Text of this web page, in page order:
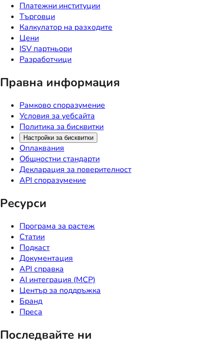
Платежни институции
Търговци
Калкулатор на разходите
Цени
ISV партньори
Разработчици
Правна информация
Рамково споразумение
Условия за уебсайта
Политика за бисквитки
Настройки за бисквитки
Оплаквания
Общностни стандарти
Декларация за поверителност
API споразумение
Ресурси
Програма за растеж
Статии
Подкаст
Документация
API справка
AI интеграция (MCP)
Център за поддръжка
Бранд
Преса
Последвайте ни